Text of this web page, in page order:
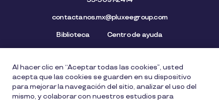
contactanos.mx@pluxeegroup.com
Biblioteca Centro de ayuda
Mapa del Sitio Aviso de privacidad Política de cookies
Licencia de Uso de Marca Política de Denuncia
Al hacer clic en “Aceptar todas las cookies”, usted
acepta que las cookies se guarden en su dispositivo
para mejorar la navegación del sitio, analizar el uso del
mismo, y colaborar con nuestros estudios para